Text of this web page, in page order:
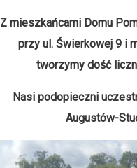
Z mieszkańcami Domu
przy ul. Świerkowej 9 i
tworzymy dość
Nasi podopieczni
Augustów-